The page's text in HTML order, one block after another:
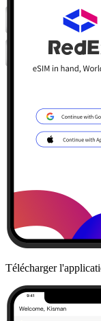
Télécharger